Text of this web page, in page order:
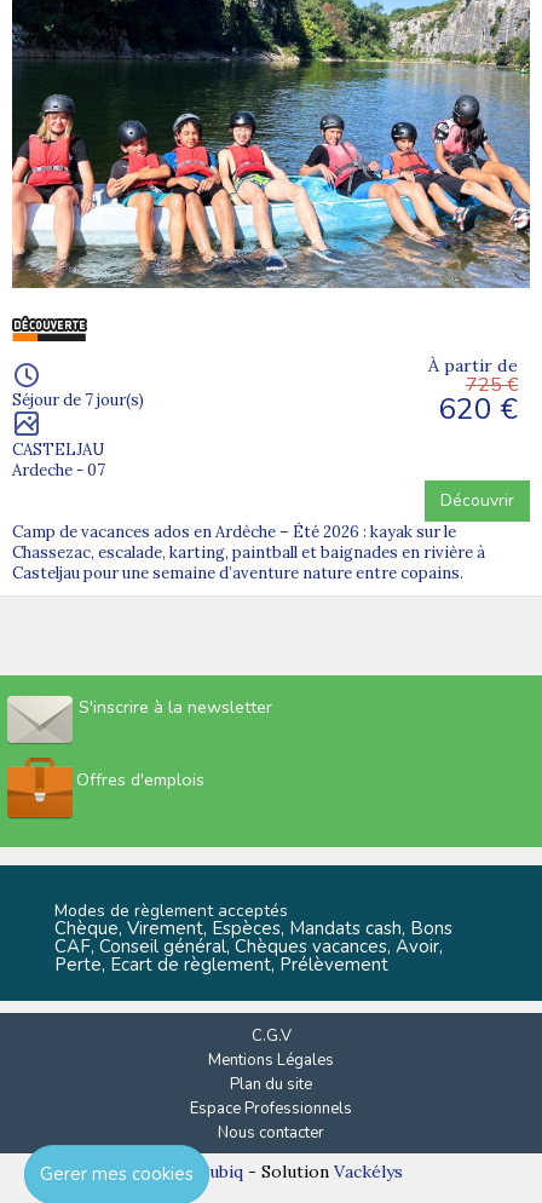
Séjour de 7 jour(s)
CASTELJAU
Ardeche - 07
À partir de
725 €
620 €
Découvrir
Camp de vacances ados en Ardèche – Été 2026 : kayak sur le
Chassezac, escalade, karting, paintball et baignades en rivière à
Casteljau pour une semaine d’aventure nature entre copains.
S'inscrire à la newsletter
Offres d'emplois
Modes de règlement acceptés
Chèque, Virement, Espèces, Mandats cash, Bons
CAF, Conseil général, Chèques vacances, Avoir,
Perte, Ecart de règlement, Prélèvement
C.G.V
Mentions Légales
Plan du site
Espace Professionnels
Nous contacter
Réalisation
Cubiq- Solution Vackélys
Gerer mes cookies